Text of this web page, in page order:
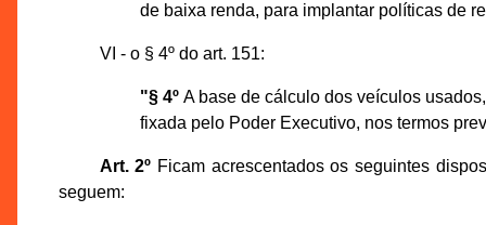
de baixa renda, para implantar políticas de
VI - o § 4º do art. 151:
"§ 4º A base de cálculo dos veículos
fixada pelo Poder Executivo, nos termos
Art. 2º Ficam acrescentados os seguintes
seguem: